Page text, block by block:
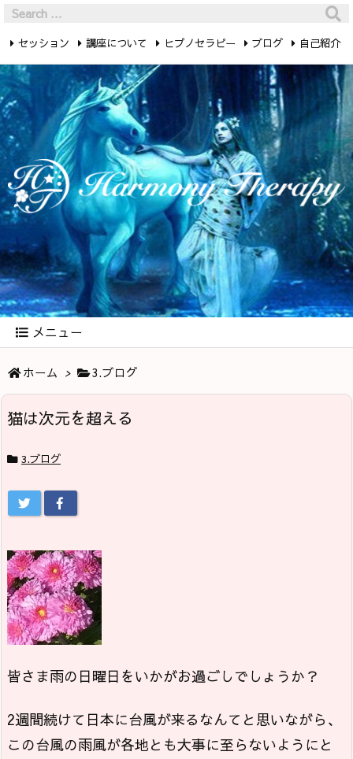
メニュー
セッション 講座について ヒプノセラピー ブログ 自己紹介
最新記事 お問い合わせ
ホーム > 3.ブログ
猫は次元を超える
3.ブログ
皆さま雨の日曜日をいかがお過ごしでしょうか？
2週間続けて日本に台風が来るなんてと思いながら、
この台風の雨風が各地とも大事に至らないようにと